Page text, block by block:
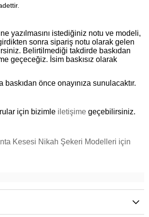
yazılmasını istediğiniz notu ve modeli,
sonra sipariş notu olarak gelen
Belirtilmediği takdirde baskıdan
geçeceğiz. İsim baskısız olarak
baskıdan önce onayınıza sunulacaktır.
için bizimle iletişime geçebilirsiniz.
Kesesi Nikah Şekeri Modelleri için